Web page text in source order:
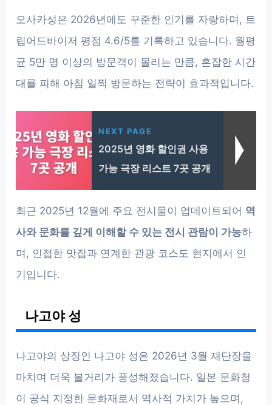
오사카성은 2026년에도 꾸준한 인기를 자랑하며, 트
립어드바이저 평점 4.6/5를 기록하고 있습니다. 월평
균 5만 명 이상의 방문객이 몰리는 만큼, 혼잡한 시간
대를 피해 아침 일찍 방문하는 전략이 효과적입니다.
NEXT PAGE
2025년 영화 할인권 사용
가능 극장 리스트 7곳 공개
최근 2025년 12월에 주요 전시물이 업데이트되어 역
사와 문화를 깊게 이해할 수 있는 전시 관람이 가능하
며, 인접한 맛집과 연계한 관광 코스도 현지에서 인
기입니다.
나고야 성
나고야의 상징인 나고야 성은 2026년 3월 재단장을
마치며 더욱 볼거리가 풍성해졌습니다. 일본 문화청
이 공식 지정한 문화재로서 역사적 가치가 높으며,